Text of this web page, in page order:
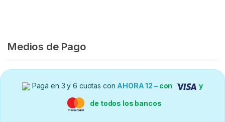
Medios de Pago
Pagá en 3 y 6 cuotas con AHORA 12 – con y
de todos los bancos